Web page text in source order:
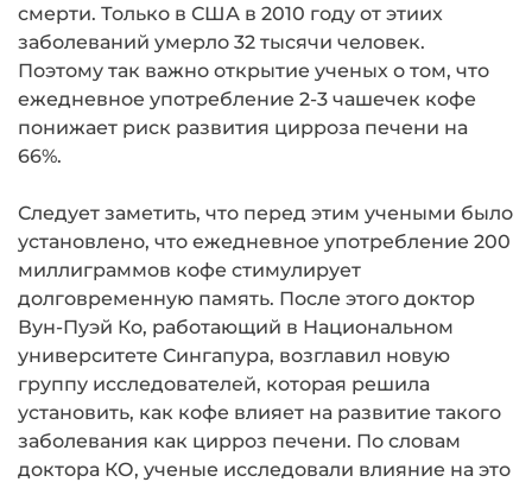
смерти. Только в США в 2010 году от этиих
заболеваний умерло 32 тысячи человек.
Поэтому так важно открытие ученых о том, что
ежедневное употребление 2-3 чашечек кофе
понижает риск развития цирроза печени на
66%.
Следует заметить, что перед этим учеными было
установлено, что ежедневное употребление 200
миллиграммов кофе стимулирует
долговременную память. После этого доктор
Вун-Пуэй Ко, работающий в Национальном
университете Сингапура, возглавил новую
группу исследователей, которая решила
установить, как кофе влияет на развитие такого
заболевания как цирроз печени. По словам
доктора КО, ученые исследовали влияние на это